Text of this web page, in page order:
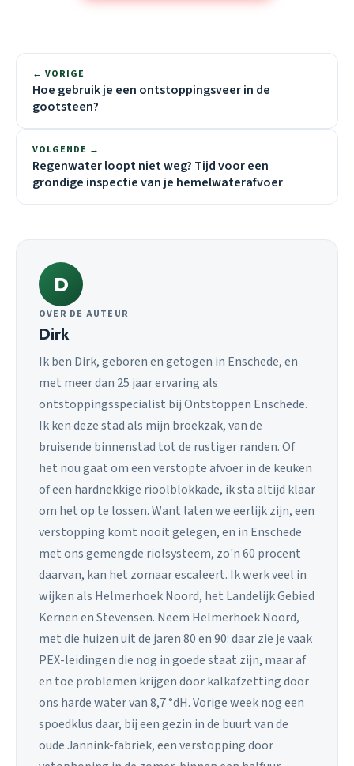
← VORIGE
Hoe gebruik je een ontstoppingsveer in de
gootsteen?
VOLGENDE →
Regenwater loopt niet weg? Tijd voor een
grondige inspectie van je hemelwaterafvoer
D
OVER DE AUTEUR
Dirk
Ik ben Dirk, geboren en getogen in Enschede, en
met meer dan 25 jaar ervaring als
ontstoppingsspecialist bij Ontstoppen Enschede.
Ik ken deze stad als mijn broekzak, van de
bruisende binnenstad tot de rustiger randen. Of
het nou gaat om een verstopte afvoer in de keuken
of een hardnekkige rioolblokkade, ik sta altijd klaar
om het op te lossen. Want laten we eerlijk zijn, een
verstopping komt nooit gelegen, en in Enschede
met ons gemengde riolsysteem, zo'n 60 procent
daarvan, kan het zomaar escaleert. Ik werk veel in
wijken als Helmerhoek Noord, het Landelijk Gebied
Kernen en Stevensen. Neem Helmerhoek Noord,
met die huizen uit de jaren 80 en 90: daar zie je vaak
PEX-leidingen die nog in goede staat zijn, maar af
en toe problemen krijgen door kalkafzetting door
ons harde water van 8,7 °dH. Vorige week nog een
spoedklus daar, bij een gezin in de buurt van de
oude Jannink-fabriek, een verstopping door